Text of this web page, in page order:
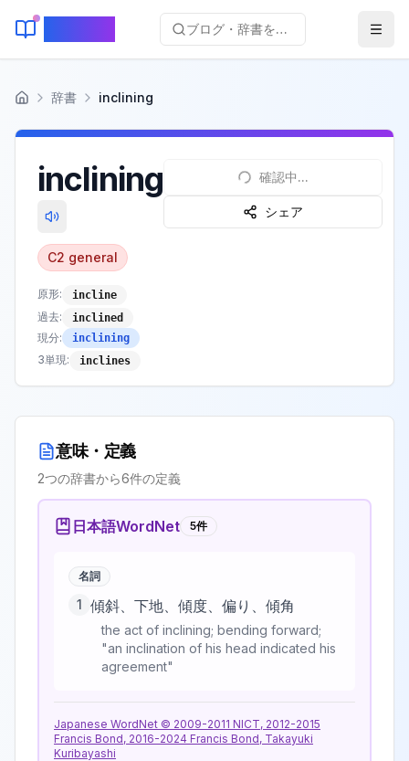
ブログ・辞書を検索...
ホーム 辞書 inclining
inclining
C2 general
原形: incline
過去: inclined
現分: inclining
3単現: inclines
確認中...
シェア
意味・定義
2つの辞書から6件の定義
日本語WordNet 5件
名詞
1 傾斜、下地、傾度、偏り、傾角
the act of inclining; bending forward;
"an inclination of his head indicated his
agreement"
Japanese WordNet © 2009-2011 NICT, 2012-2015
Francis Bond, 2016-2024 Francis Bond, Takayuki
Kuribayashi